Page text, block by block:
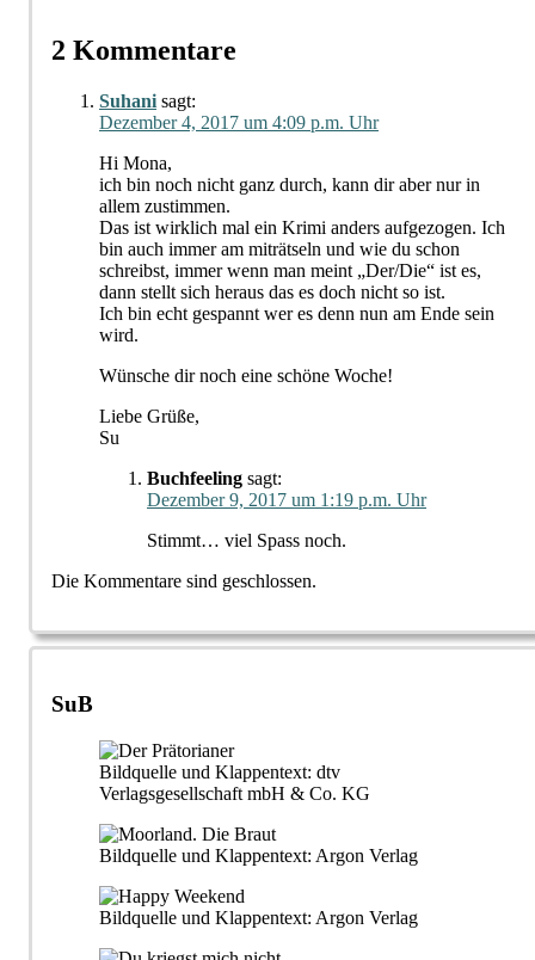
2 Kommentare
Suhani sagt:
Dezember 4, 2017 um 4:09 p.m. Uhr
Hi Mona,
ich bin noch nicht ganz durch, kann dir aber nur in
allem zustimmen.
Das ist wirklich mal ein Krimi anders aufgezogen. Ich
bin auch immer am miträtseln und wie du schon
schreibst, immer wenn man meint „Der/Die“ ist es,
dann stellt sich heraus das es doch nicht so ist.
Ich bin echt gespannt wer es denn nun am Ende sein
wird.
Wünsche dir noch eine schöne Woche!
Liebe Grüße,
Su
Buchfeeling sagt:
Dezember 9, 2017 um 1:19 p.m. Uhr
Stimmt… viel Spass noch.
Die Kommentare sind geschlossen.
SuB
Bildquelle und Klappentext: dtv
Verlagsgesellschaft mbH & Co. KG
Bildquelle und Klappentext: Argon Verlag
Bildquelle und Klappentext: Argon Verlag